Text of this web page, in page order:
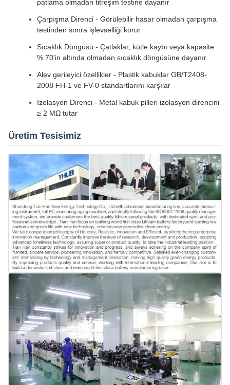
patlama olmadan titreşim testine dayanır
Çarpışma Direnci - Görülebilir hasar olmadan çarpışma
testinden sonra işlevselliği korur
Sıcaklık Döngüsü - Çatlaklar, kütle kaybı veya kapasite
% 70'in altında olmadan sıcaklık döngüsüne dayanır.
Alev gerileyici özellikler - Plastik kabuklar GB/T2408-
2008 FH-1 ve FV-0 standartlarını karşılar
Izolasyon Direnci - Metal kabuk pilleri izolasyon direncini
≥ 2 MΩ tutar
Üretim Tesisimiz